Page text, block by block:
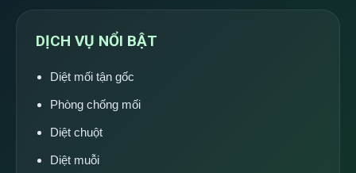
DỊCH VỤ NỔI BẬT
Diệt mối tận gốc
Phòng chống mối
Diệt chuột
Diệt muỗi